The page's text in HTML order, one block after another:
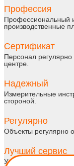
Профессия
Профессиональный
производственные
Сертификат
Персонал
центре.
Надежный
Измерительные
стороной.
Регулярно
Объекты регулярно
Лучший сервис
Удовлетворенное